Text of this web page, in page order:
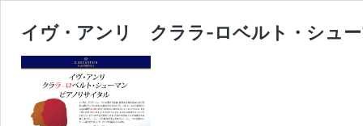
イヴ・アンリ クララ-ロベルト・シュ